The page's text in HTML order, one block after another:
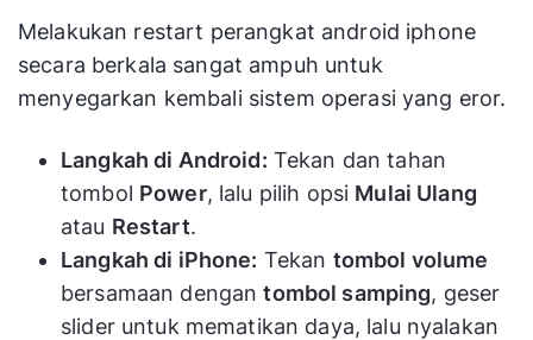
Melakukan restart perangkat android iphone
secara berkala sangat ampuh untuk
menyegarkan kembali sistem operasi yang eror.
Langkah di Android: Tekan dan tahan
tombol Power, lalu pilih opsi Mulai Ulang
atau Restart.
Langkah di iPhone: Tekan tombol volume
bersamaan dengantombol samping, geser
slider untuk mematikan daya, lalu nyalakan